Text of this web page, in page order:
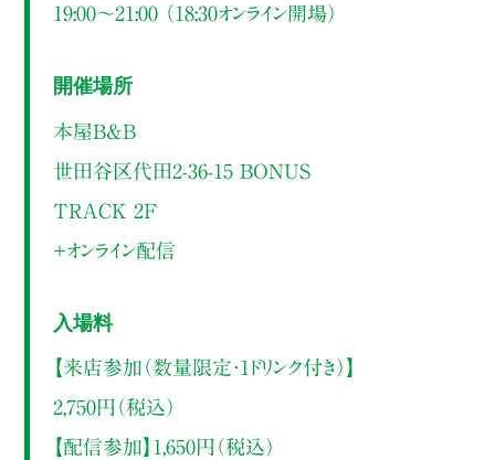
19:00～21:00 （18:30オンライン開場）
開催場所
本屋B&B
世田谷区代田2-36-15 BONUS
TRACK 2F
＋オンライン配信
入場料
【来店参加（数量限定・1ドリンク付き）】
2,750円（税込）
【配信参加】1,650円（税込）